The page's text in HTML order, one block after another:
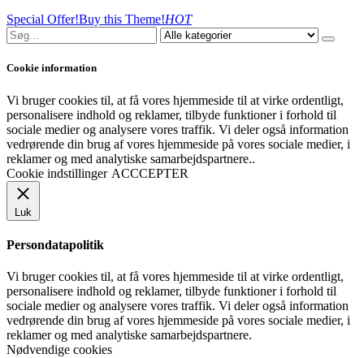
Special Offer!Buy this Theme!HOT
Cookie information
Vi bruger cookies til, at få vores hjemmeside til at virke ordentligt,
personalisere indhold og reklamer, tilbyde funktioner i forhold til
sociale medier og analysere vores traffik. Vi deler også information
vedrørende din brug af vores hjemmeside på vores sociale medier, i
reklamer og med analytiske samarbejdspartnere..
Cookie indstillinger ACCCEPTER
Luk
Persondatapolitik
Vi bruger cookies til, at få vores hjemmeside til at virke ordentligt,
personalisere indhold og reklamer, tilbyde funktioner i forhold til
sociale medier og analysere vores traffik. Vi deler også information
vedrørende din brug af vores hjemmeside på vores sociale medier, i
reklamer og med analytiske samarbejdspartnere.
Nødvendige cookies